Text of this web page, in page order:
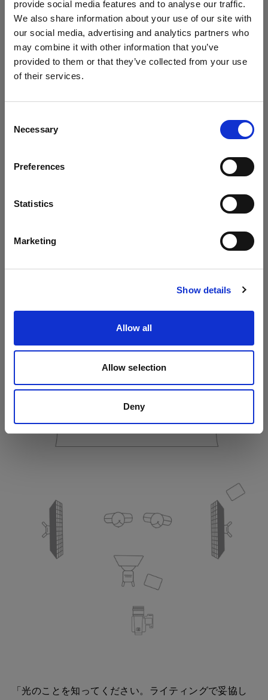
provide social media features and to analyse our traffic.
We also share information about your use of our site with
our social media, advertising and analytics partners who
may combine it with other information that you’ve
provided to them or that they’ve collected from your use
of their services.
Selection
Necessary
Preferences
Statistics
Marketing
Show details
Allow all
Allow selection
Deny
地域を変更しますか？
Ireland
サイトにアクセス
「光のことを知ってください。ライティングで妥協し